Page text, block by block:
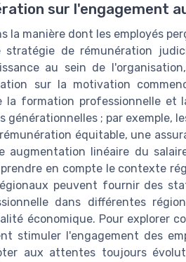
sur l'engagement
la manière dont les employés
stratégie de rémunération
au sein de
sur la motivation
la formation professionnelle et
générationnelles ; par exemple,
équitable, une
augmentation linéaire du
en compte le contexte
peuvent fournir des
dans différentes
économique. Pour explorer
stimuler l'engagement des
aux attentes toujours